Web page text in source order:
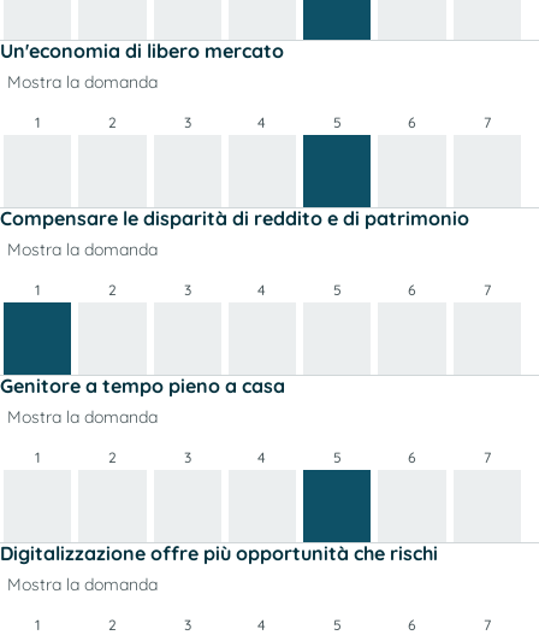
Un'economia di libero mercato
Mostra la domanda
1 2 3 4 5 6 7
Compensare le disparità di reddito e di patrimonio
Mostra la domanda
1 2 3 4 5 6 7
Genitore a tempo pieno a casa
Mostra la domanda
1 2 3 4 5 6 7
Digitalizzazione offre più opportunità che rischi
Mostra la domanda
1 2 3 4 5 6 7